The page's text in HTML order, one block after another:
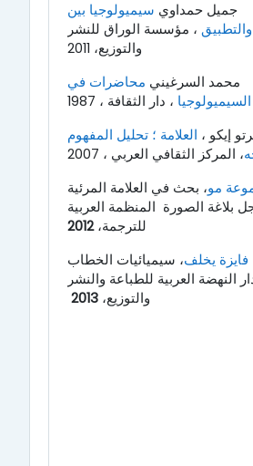
جميل حمداوي سيميولوجيا بين
، مؤسسة الوراق للنشر
والتوزيع، 2011
محمد السرغيني محاضرات في
السيميولوجيا ، دار الثقافة ، 1987
إيكو ، العلامة ؛ تحليل المفهوم
، المركز الثقافي العربي ، 2007
مو، بحث في العلامة المرئية
بلاغة الصورة المنظمة العربية
للترجمة،2012
فايزة يخلف، سيميائيات الخطاب
النهضة العربية للطباعة والنشر
والتوزيع، 2013